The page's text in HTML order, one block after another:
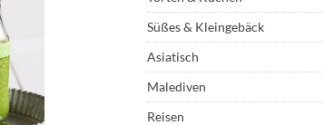
Süßes & Kleingebäck
Asiatisch
Malediven
Reisen